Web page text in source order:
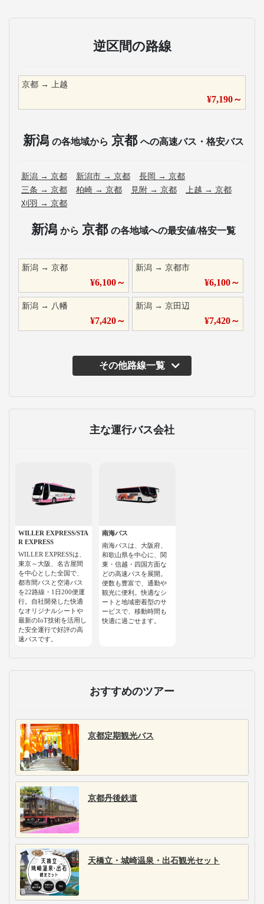
逆区間の路線
京都 → 上越
¥7,190～
新潟 の各地域から 京都 への高速バス・格安バス
新潟 → 京都 新潟市 → 京都 長岡 → 京都
三条 → 京都 柏崎 → 京都 見附 → 京都 上越 → 京都
刈羽 → 京都
新潟 から 京都 の各地域への最安値/格安一覧
新潟 → 京都
¥6,100～
新潟 →京都市
¥6,100～
新潟 → 八幡
¥7,420～
新潟 →京田辺
¥7,420～
その他路線一覧
主な運行バス会社
WILLER EXPRESS/STA
R EXPRESS
WILLER EXPRESSは、
東京～大阪、名古屋間
を中心とした全国で、
都市間バスと空港バス
を22路線・1日200便運
行。自社開発した快適
なオリジナルシートや
最新のIoT技術を活用し
た安全運行で好評の高
速バスです。
南海バス
南海バスは、大阪府、
和歌山県を中心に、関
東・信越・四国方面な
どの高速バスを展開。
便数も豊富で、通勤や
観光に便利。快適なシ
ートと地域密着型のサ
ービスで、移動時間も
快適に過ごせます。
おすすめのツアー
京都定期観光バス
京都丹後鉄道
天橋立・城崎温泉・出石観光セット